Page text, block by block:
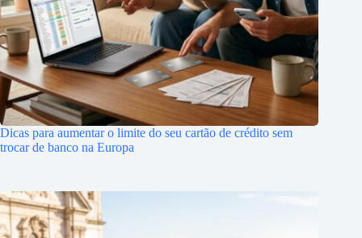
Dicas para aumentar o limite do seu cartão de crédito sem
trocar de banco na Europa